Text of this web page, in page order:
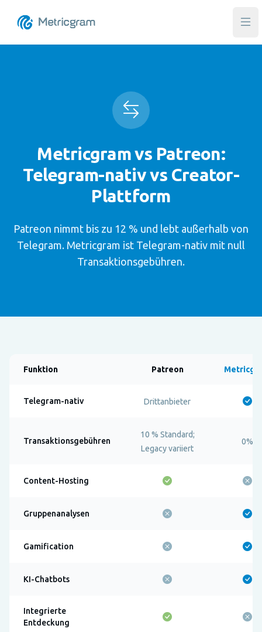
Metricgram vs Patreon:
Telegram-nativ vs Creator-
Plattform
Patreon nimmt bis zu 12 % und lebt außerhalb von
Telegram. Metricgram ist Telegram-nativ mit null
Transaktionsgebühren.
Funktion Patreon
Telegram-nativ Drittanbieter
Transaktionsgebühren
10 % Standard;
Legacy variiert
0%
Content-Hosting
Gruppenanalysen
Gamification
KI-Chatbots
Integrierte
Entdeckung